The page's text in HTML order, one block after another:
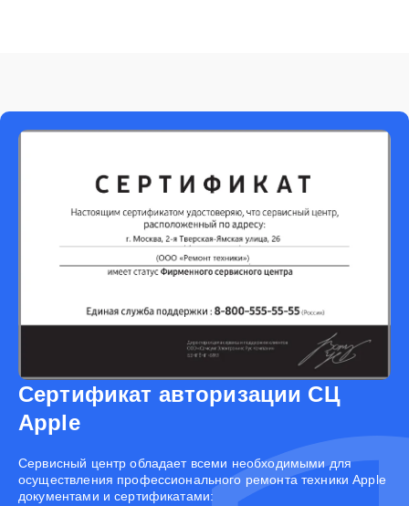
Сертификат авторизации СЦ
Apple
Cервисный центр обладает всеми необходимыми для
осуществления профессионального ремонта техники Apple
документами и сертификатами: